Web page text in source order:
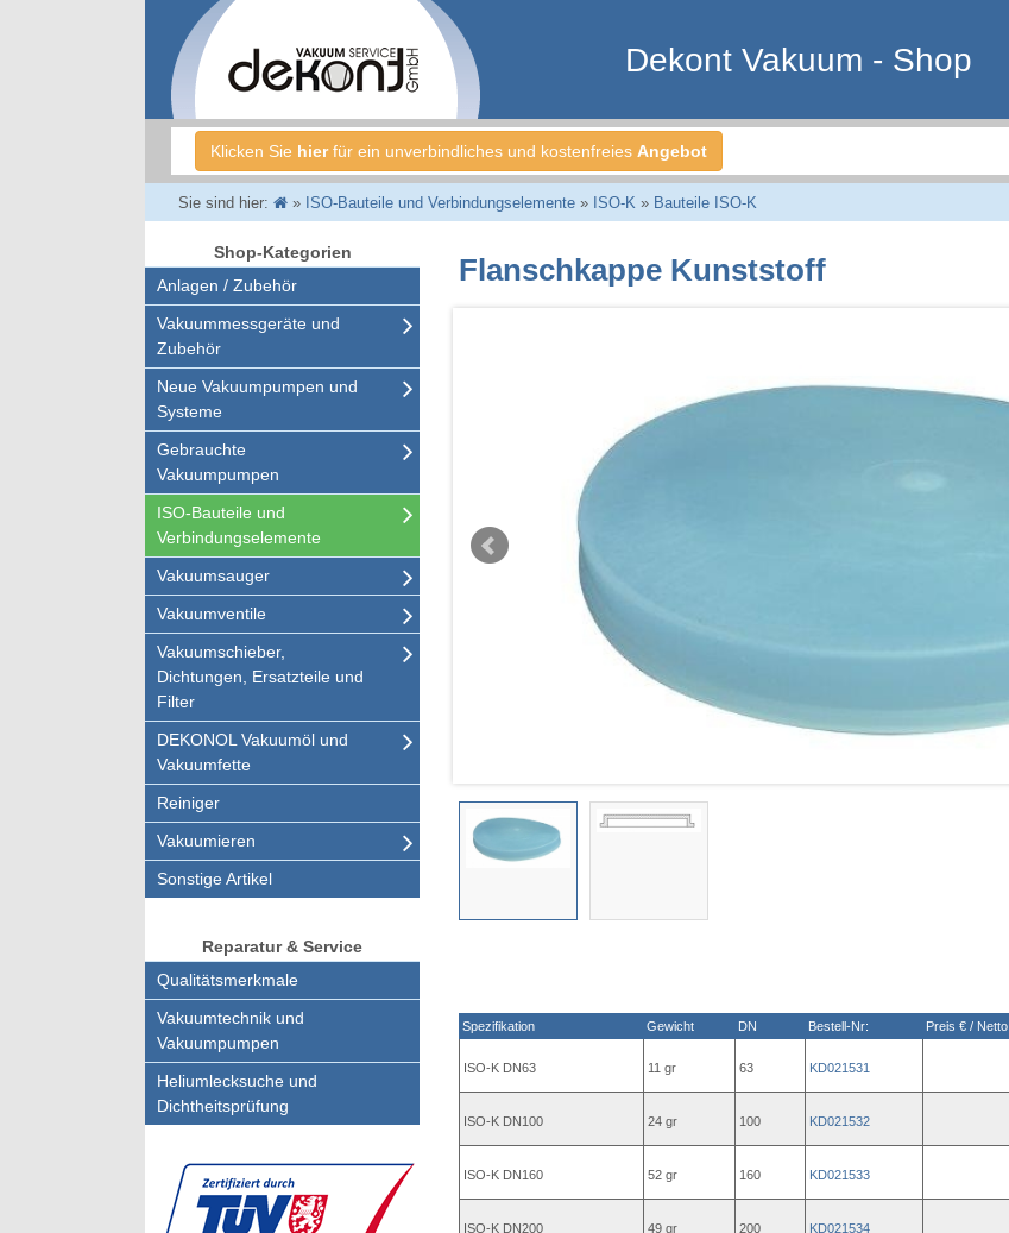
Dekont Vakuum - Shop
Klicken Sie hierfür ein unverbindliches und kostenfreies Angebot
Sie sind hier: » ISO-Bauteile und Verbindungselemente» ISO-K » Bauteile ISO-K
Shop-Kategorien
Anlagen / Zubehör
Vakuummessgeräte und
Zubehör
Neue Vakuumpumpen und
Systeme
Gebrauchte
Vakuumpumpen
ISO-Bauteile und
Verbindungselemente
Vakuumsauger
Vakuumventile
Vakuumschieber,
Dichtungen, Ersatzteile und
Filter
DEKONOL Vakuumöl und
Vakuumfette
Reiniger
Vakuumieren
Sonstige Artikel
Reparatur & Service
Qualitätsmerkmale
Vakuumtechnik und
Vakuumpumpen
Heliumlecksuche und
Dichtheitsprüfung
Flanschkappe Kunststoff
Spezifikation Gewicht DN Bestell-Nr: Preis € / Netto
ISO-K DN63 11 gr 63 KD021531
ISO-K DN100 24 gr 100 KD021532
ISO-K DN160 52 gr 160 KD021533
ISO-K DN200 49 gr 200 KD021534